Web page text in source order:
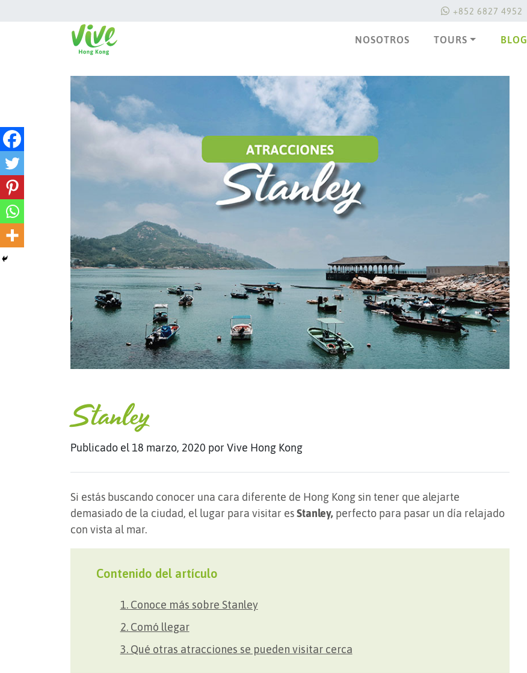
+852 6827 4952
NOSOTROS TOURS BLOG
Stanley
Publicado el 18 marzo, 2020 por Vive Hong Kong
Si estás buscando conocer una cara diferente de Hong Kong sin tener que alejarte
demasiado de la ciudad, el lugar para visitar esStanley, perfecto para pasar un día relajado
con vista al mar.
Contenido del artículo
1. Conoce más sobre Stanley
2. Comó llegar
3. Qué otras atracciones se pueden visitar cerca